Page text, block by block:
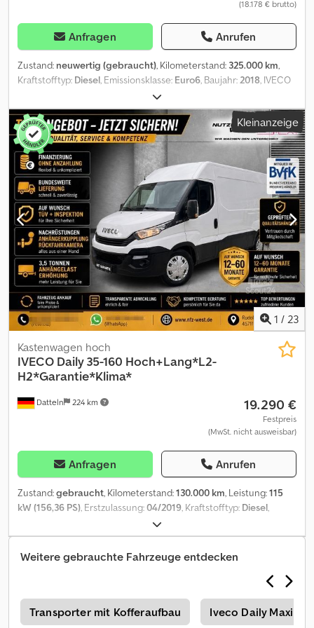
(18.178 € brutto)
Anfragen Anrufen
Zustand: neuwertig (gebraucht), Kilometerstand: 325.000 km,
Kraftstofftyp: Diesel , Emissionsklasse: Euro6 , Baujahr: 2018 , IVECO
DAILY 60-15 Baujahr 2018 EURO 6 Führerscheinklasse C 365.000
km, freie Zulassung, Fahrgestell mit Radstand 3750 mm, verstärkte
Blattfedern, 365.000 km, Finanzierung möglich. Chodpoxt N I Usfx
Agmoa
Kleinanzeige
1 / 23
Datteln 224 km
Kastenwagen hoch
IVECO Daily 35-160 Hoch+Lang*L2-
H2*Garantie*Klima*
19.290 €
Festpreis
(MwSt. nicht ausweisbar)
Anfragen Anrufen
Zustand:gebraucht, Kilometerstand:130.000 km, Leistung:115
kW (156,36 PS), Erstzulassung:04/2019, Kraftstofftyp: Diesel,
, Farbe:Weiß
Emissionsklasse:Euro6, Anzahl der Sitzplätze:3, Gesamtlänge:
6.000 mm
, Laderaumlänge: 3.500 mm , Ausstattung:
Rußfilter, Zentralverriegelung
, Jetzt per WhatsApp chatten:
Verkaufsberater. Achtung !!! Verkauf bevorzugt an
Gewerbetreibende ? Interne ID-Nummer : [ 2840 ] ----Optional
buchbar: * 12?64 Monate Garantie (EU-weit gültig) * Neue
Weitere gebrauchte Fahrzeuge entdecken
Transporter mit Kofferaufbau Iveco Daily Maxi